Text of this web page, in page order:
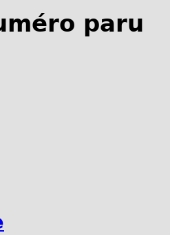
paru